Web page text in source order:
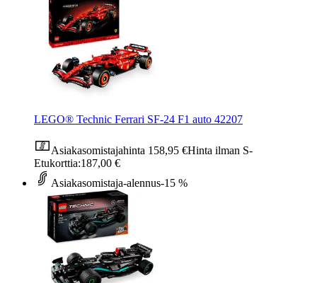
LEGO® Technic Ferrari SF-24 F1 auto 42207
Asiakasomistajahinta 158,95 €Hinta ilman S-
Etukorttia:187,00 €
Asiakasomistaja-alennus-15 %